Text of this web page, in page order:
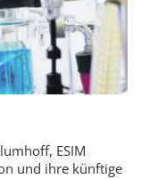
ESIM
und ihre künftige